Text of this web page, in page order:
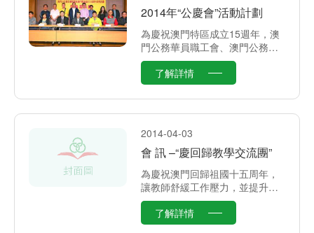
2014年“公慶會”活動計劃
為慶祝澳門特區成立15週年，澳
門公務華員職工會、澳門公務專
業人員協會、澳門公職人員協
會、澳門女公務員協會、澳門公
共行政管理學會、澳門法律公共
行政翻譯學會、中山大學行政學
系澳門同學會、澳門法學協進
會、澳門公立醫院醫生協會、澳
門公務衛生員工協會、澳門民政
總署員工協進會、澳門退休公務
員聯誼會、澳門民政總署司機互
助會、澳門衛生高級技術員協
會、澳門退休、退役及領取撫恤
金人士協會、澳門勞工督察工
會、澳門公職司機協會、澳門區
了解詳情
2014-04-03
會 訊 –“慶回歸教學交流團”
為慶祝澳門回歸祖國十五周年，
讓教師舒緩工作壓力，並提升教
學質量，理事會決議於二零一四
年五月十至十一日，舉辦兩日一
夜之“慶回歸教學交流團”，目的地
了解詳情